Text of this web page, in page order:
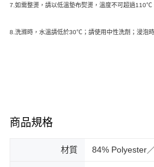
7.如需整燙，請以低溫墊布熨燙，溫度不可超過110℃
8. 洗滌時，水溫請低於30℃；請使用中性洗劑；浸泡
商品規格
材質 84% Polyester